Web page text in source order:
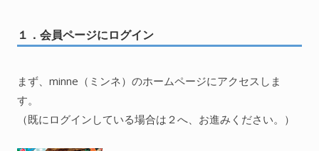
１．会員ページにログイン
まず、minne（ミンネ）のホームページにアクセスしま
す。
（既にログインしている場合は２へ、お進みください。）